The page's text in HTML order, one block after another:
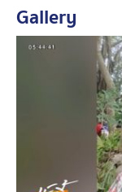
กำลังกลับทั้งหมด
Gallery